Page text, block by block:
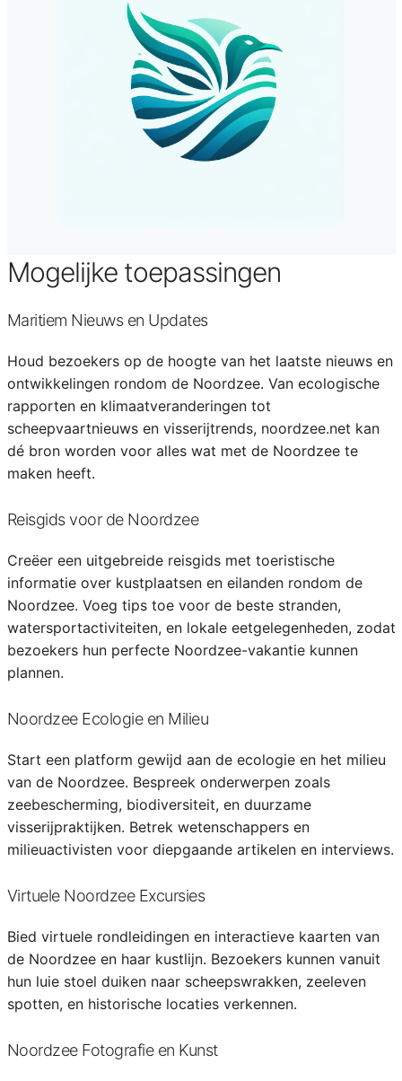
Mogelijke toepassingen
Maritiem Nieuws en Updates
Houd bezoekers op de hoogte van het laatste nieuws en
ontwikkelingen rondom de Noordzee. Van ecologische
rapporten en klimaatveranderingen tot
scheepvaartnieuws en visserijtrends, noordzee.net kan
dé bron worden voor alles wat met de Noordzee te
maken heeft.
Reisgids voor de Noordzee
Creëer een uitgebreide reisgids met toeristische
informatie over kustplaatsen en eilanden rondom de
Noordzee. Voeg tips toe voor de beste stranden,
watersportactiviteiten, en lokale eetgelegenheden, zodat
bezoekers hun perfecte Noordzee-vakantie kunnen
plannen.
Noordzee Ecologie en Milieu
Start een platform gewijd aan de ecologie en het milieu
van de Noordzee. Bespreek onderwerpen zoals
zeebescherming, biodiversiteit, en duurzame
visserijpraktijken. Betrek wetenschappers en
milieuactivisten voor diepgaande artikelen en interviews.
Virtuele Noordzee Excursies
Bied virtuele rondleidingen en interactieve kaarten van
de Noordzee en haar kustlijn. Bezoekers kunnen vanuit
hun luie stoel duiken naar scheepswrakken, zeeleven
spotten, en historische locaties verkennen.
Noordzee Fotografie en Kunst